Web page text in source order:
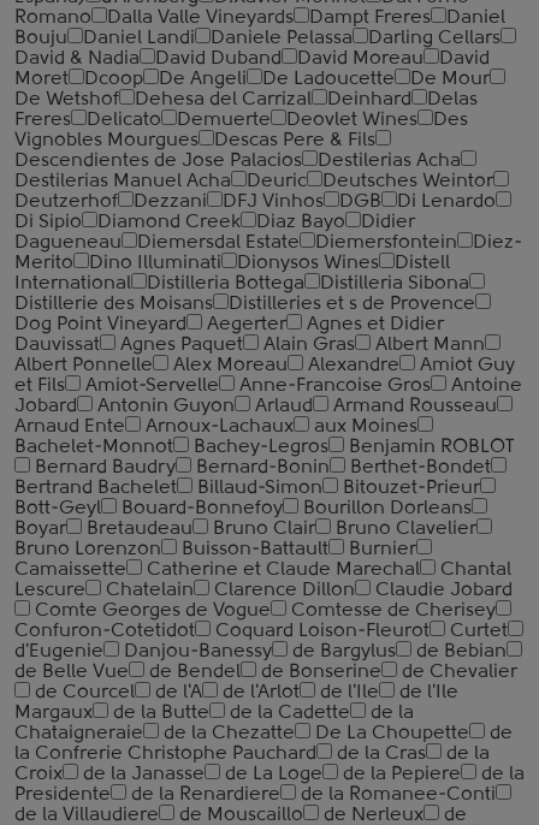
Romano
Dalla Valle Vineyards Dampt Freres
Daniel
Bouju
Daniel Landi Daniele Pelassa
Darling Cellars
David & Nadia
David Duband David Moreau
David
Moret
Dcoop De Angeli De Ladoucette
De Mour
De Wetshof
Dehesa del Carrizal Deinhard
Delas
Freres
Delicato Demuerte Deovlet Wines
Des
Vignobles Mourgues
Descas Pere & Fils
Descendientes de Jose Palacios
Destilerias Acha
Destilerias Manuel Acha
Deuric
Deutsches Weintor
Deutzerhof
Dezzani DFJ Vinhos DGB
Di Lenardo
Di Sipio
Diamond Creek Diaz Bayo
Didier
Dagueneau
Diemersdal Estate Diemersfontein
Diez-
Merito
Dino Illuminati Dionysos Wines
Distell
International
Distilleria Bottega
Distilleria Sibona
Distillerie des Moisans
Distilleries et s de Provence
Dog Point Vineyard
Aegerter
Agnes et Didier
Dauvissat
Agnes Paquet Alain Gras
Albert Mann
Albert Ponnelle
Alex Moreau Alexandre
Amiot Guy
et Fils
Amiot-Servelle Anne-Francoise Gros
Antoine
Jobard
Antonin Guyon Arlaud
Armand Rousseau
Arnaud Ente
Arnoux-Lachaux
aux Moines
Bachelet-Monnot
Bachey-Legros
Benjamin ROBLOT
Bernard Baudry
Bernard-Bonin
Berthet-Bondet
Bertrand Bachelet
Billaud-Simon
Bitouzet-Prieur
Bott-Geyl
Bouard-Bonnefoy
Bourillon Dorleans
Boyar
Bretaudeau Bruno Clair
Bruno Clavelier
Bruno Lorenzon
Buisson-Battault
Burnier
Camaissette
Catherine et Claude Marechal
Chantal
Lescure
Chatelain Clarence Dillon
Claudie Jobard
Comte Georges de Vogue
Comtesse de Cherisey
Confuron-Cotetidot
Coquard Loison-Fleurot
Curtet
d'Eugenie
Danjou-Banessy de Bargylus
de Bebian
de Belle Vue
de Bendel de Bonserine
de Chevalier
de Courcel
de l'A de l'Arlot de l'Ile
de l'Ile
Margaux
de la Butte de la Cadette
de la
Chataigneraie
de la Chezatte De La Choupette
de
la Confrerie Christophe Pauchard
de la Cras
de la
Croix
de la Janasse de La Loge de la Pepiere
de la
Presidente
de la Renardiere
de la Romanee-Conti
de la Villaudiere
de Mouscaillo de Nerleux
de